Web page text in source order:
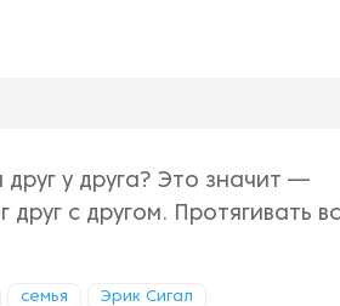
у друга? Это значит —
с другом. Протягивать
семья Эрик Сигал